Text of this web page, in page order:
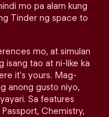
mo pa alam kung
Tinder ng space to
mo, at simulan
isang tao at ni-like ka
it's yours. Mag-
anong gusto niyo,
Sa features
Chemistry,